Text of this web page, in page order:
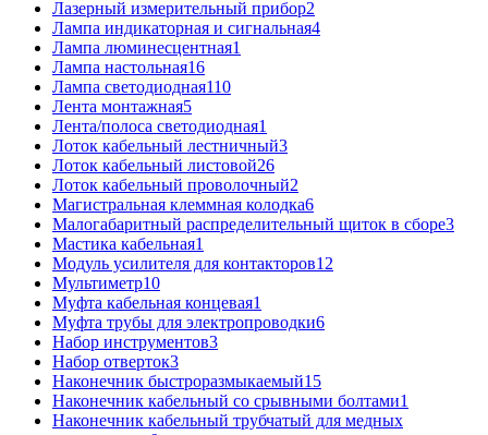
Лазерный измерительный прибор2
Лампа индикаторная и сигнальная4
Лампа люминесцентная1
Лампа настольная16
Лампа светодиодная110
Лента монтажная5
Лента/полоса светодиодная1
Лоток кабельный лестничный3
Лоток кабельный листовой26
Лоток кабельный проволочный2
Магистральная клеммная колодка6
Малогабаритный распределительный щиток в сборе3
Мастика кабельная1
Модуль усилителя для контакторов12
Мультиметр10
Муфта кабельная концевая1
Муфта трубы для электропроводки6
Набор инструментов3
Набор отверток3
Наконечник быстроразмыкаемый15
Наконечник кабельный со срывными болтами1
Наконечник кабельный трубчатый для медных